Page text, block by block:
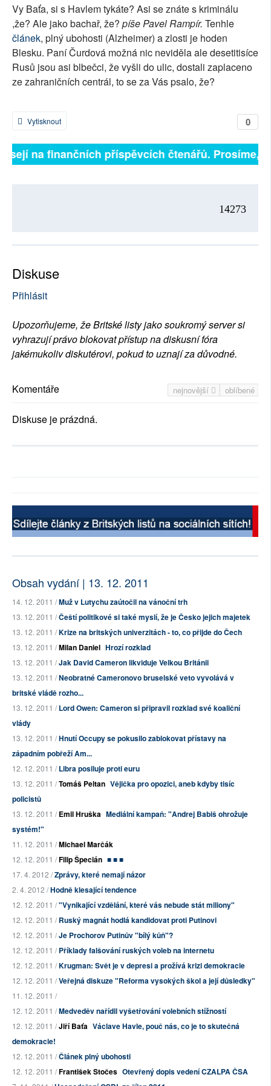
SOCIÁLNÍ SÍTĚ
RUBRIKY
PLNÁ VERZE STRÁNEK
Vy Baťa, si s Havlem tykáte? Asi se znáte s kriminálu
,že? Ale jako bachař, že? píše Pavel Rampír. Tenhle
článek, plný ubohosti (Alzheimer) a zlosti je hoden
Blesku. Paní Čurdová možná nic neviděla ale desetitisíce
Rusů jsou asi blbečci, že vyšli do ulic, dostali zaplaceno
ze zahraničních centrál, to se za Vás psalo, že?
0
Vytisknout
na finančních příspěvcích čtenářů. Prosíme,
14273
Diskuse
Přihlásit
Upozorňujeme, že Britské listy jako soukromý server si
vyhrazují právo blokovat přístup na diskusní fóra
jakémukoliv diskutérovi, pokud to uznají za důvodné.
nejnovější oblíbené
Komentáře
Diskuse je prázdná.
Obsah vydání | 13. 12. 2011
14. 12. 2011 /Muž v Lutychu zaútočil na vánoční trh
13. 12. 2011 /Čeští politikové si také myslí, že je Česko jejich majetek
13. 12. 2011 /Krize na britských univerzitách - to, co přijde do Čech
13. 12. 2011 /Milan Daniel Hrozí rozklad
13. 12. 2011 /Jak David Cameron likviduje Velkou Británii
13. 12. 2011 /Neobratné Cameronovo bruselské veto vyvolává v
britské vládě rozho...
13. 12. 2011 /Lord Owen: Cameron si připravil rozklad své koaliční
vlády
13. 12. 2011 /Hnutí Occupy se pokusilo zablokovat přístavy na
západním pobřeží Am...
12. 12. 2011 /Libra posiluje proti euru
13. 12. 2011 /Tomáš Peltan Vějička pro opozici, aneb kdyby tisíc
policistů
13. 12. 2011 /Emil Hruška Mediální kampaň: "Andrej Babiš ohrožuje
systém!"
11. 12. 2011 /Michael Marčák
12. 12. 2011 /Filip Špecián ■ ■ ■
17. 4. 2012 /Zprávy, které nemají názor
2. 4. 2012 /Hodně klesající tendence
12. 12. 2011 /"Vynikající vzdělání, které vás nebude stát miliony"
12. 12. 2011 /Ruský magnát hodlá kandidovat proti Putinovi
12. 12. 2011 /Je Prochorov Putinův "bílý kůň"?
12. 12. 2011 /Příklady falšování ruských voleb na internetu
12. 12. 2011 /Krugman: Svět je v depresi a prožívá krizi demokracie
12. 12. 2011 /Veřejná diskuze "Reforma vysokých škol a její důsledky"
11. 12. 2011 /
12. 12. 2011 /Medveděv nařídil vyšetřování volebních stížností
12. 12. 2011 /Jiří Baťa Václave Havle, pouč nás, co je to skutečná
demokracie!
12. 12. 2011 /Článek plný ubohosti
12. 12. 2011 /František Stočes Otevřený dopis vedení CZALPA ČSA